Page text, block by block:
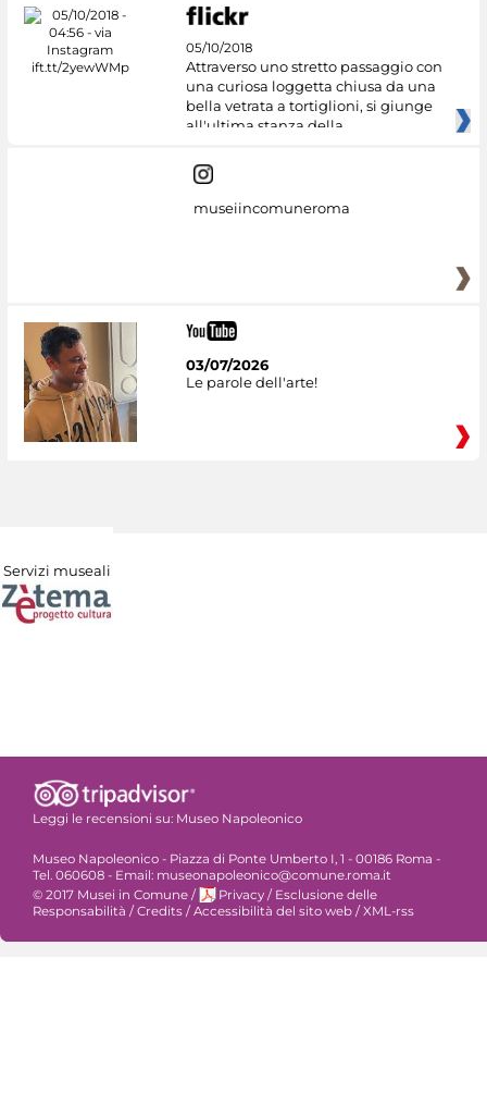
05/10/2018
Attraverso uno stretto passaggio con
una curiosa loggetta chiusa da una
bella vetrata a tortiglioni, si giunge
all'ultima stanza della
museiincomuneroma
03/07/2026
Le parole dell'arte!
Servizi museali
Leggi le recensioni su: Museo Napoleonico
Museo Napoleonico - Piazza di Ponte Umberto I, 1 - 00186 Roma -
Tel. 060608 - Email: museonapoleonico@comune.roma.it
© 2017 Musei in Comune / Privacy / Esclusione delle
Responsabilità /Credits /Accessibilità del sito web /XML-rss